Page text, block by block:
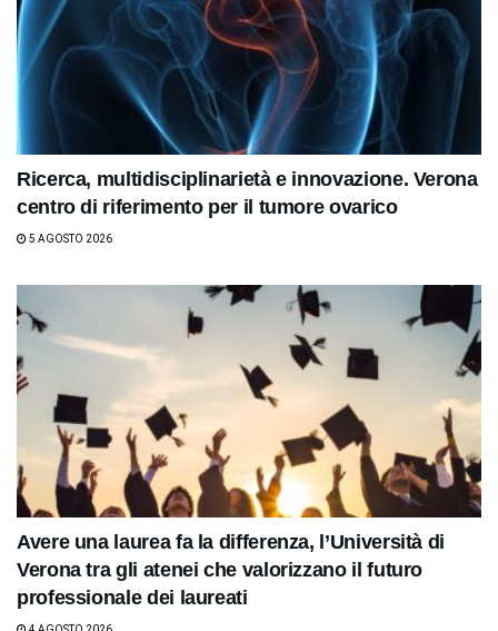
Ricerca, multidisciplinarietà e innovazione. Verona
centro di riferimento per il tumore ovarico
5 AGOSTO 2026
Avere una laurea fa la differenza, l’Università di
Verona tra gli atenei che valorizzano il futuro
professionale dei laureati